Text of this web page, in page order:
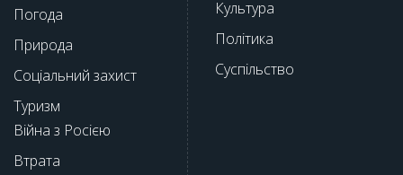
Погода
Природа
Соціальний захист
Туризм
Війна з Росією
Втрата
Культура
Політика
Суспільство